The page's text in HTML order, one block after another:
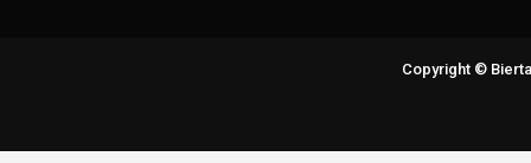
Copyright ©